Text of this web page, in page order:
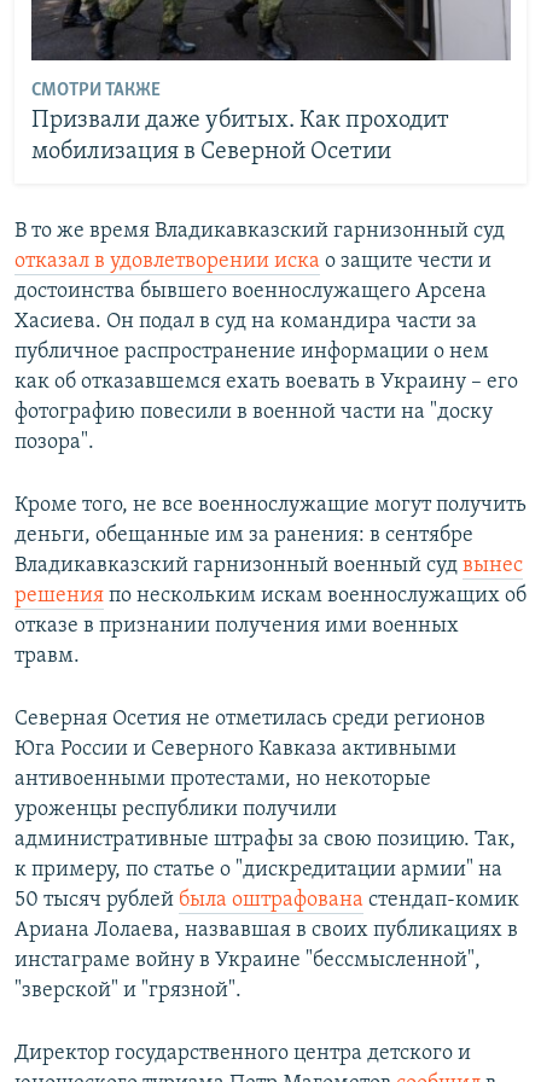
СМОТРИ ТАКЖЕ
Призвали даже убитых. Как проходит
мобилизация в Северной Осетии
В то же время Владикавказский гарнизонный суд
отказал в удовлетворении иска о защите чести и
достоинства бывшего военнослужащего Арсена
Хасиева. Он подал в суд на командира части за
публичное распространение информации о нем
как об отказавшемся ехать воевать в Украину – его
фотографию повесили в военной части на "доску
позора".
Кроме того, не все военнослужащие могут получить
деньги, обещанные им за ранения: в сентябре
Владикавказский гарнизонный военный суд вынес
решения по нескольким искам военнослужащих об
отказе в признании получения ими военных
травм.
Северная Осетия не отметилась среди регионов
Юга России и Северного Кавказа активными
антивоенными протестами, но некоторые
уроженцы республики получили
административные штрафы за свою позицию. Так,
к примеру, по статье о "дискредитации армии" на
50 тысяч рублей была оштрафована стендап-комик
Ариана Лолаева, назвавшая в своих публикациях в
инстаграме войну в Украине "бессмысленной",
"зверской" и "грязной".
Директор государственного центра детского и